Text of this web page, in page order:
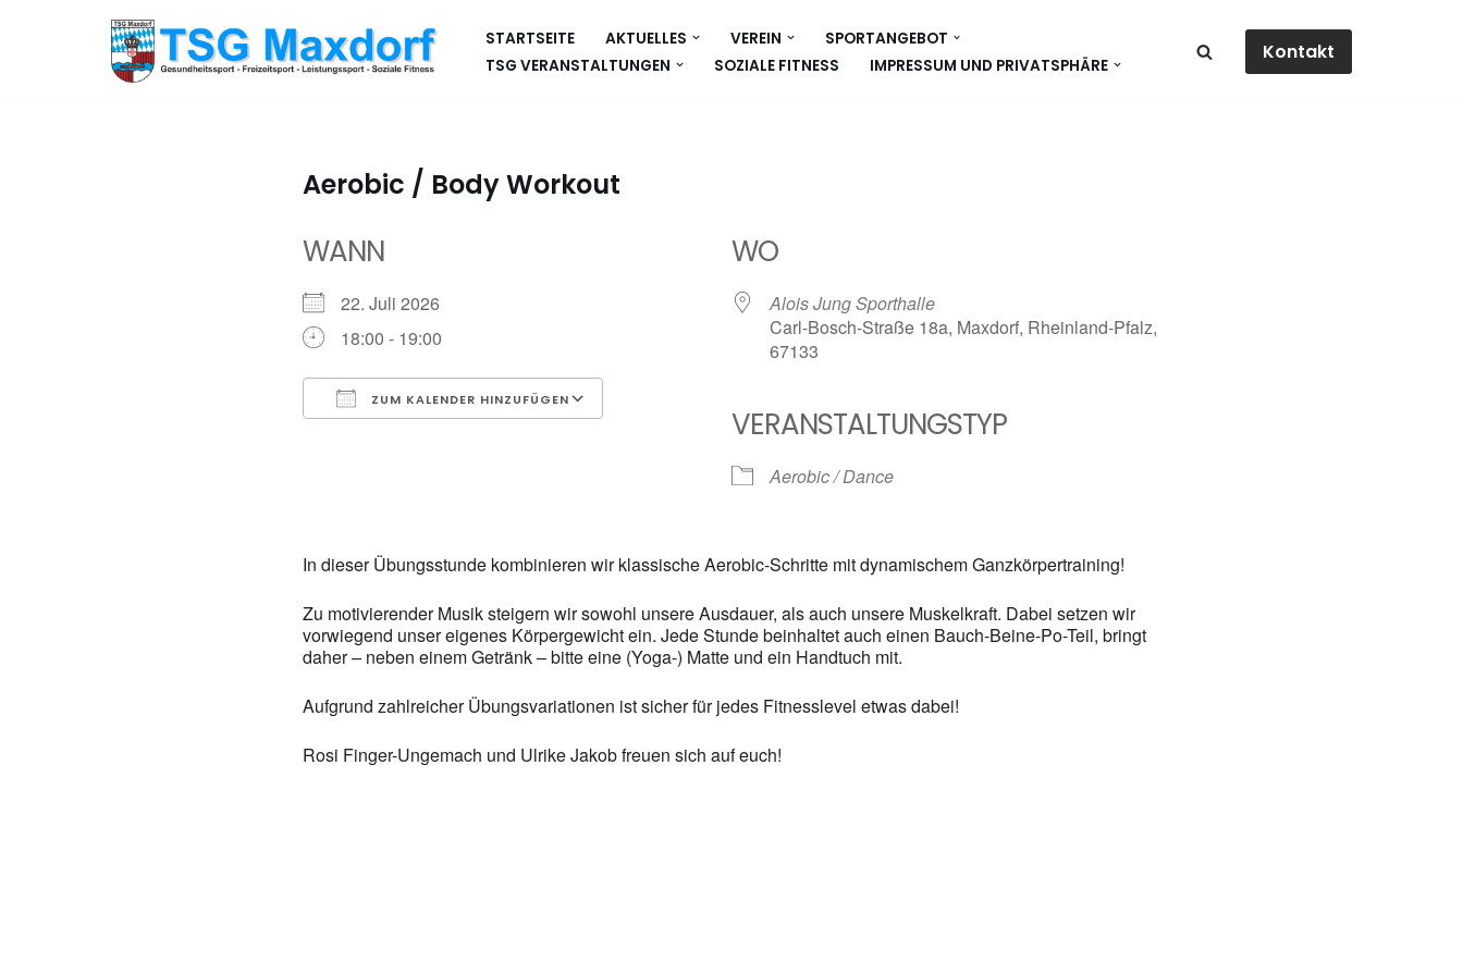
STARTSEITE AKTUELLES VEREIN
SPORTANGEBOT
TSG VERANSTALTUNGEN
SOZIALE FITNESS IMPRESSUM UND PRIVATSPHÄRE
Kontakt
Aerobic / Body Workout
WANN
22. Juli 2026
18:00 - 19:00
ZUM KALENDER HINZUFÜGEN
Google Kalender iCalendar
WO
Alois Jung Sporthalle
Carl-Bosch-Straße 18a, Maxdorf, Rheinland-Pfalz,
67133
VERANSTALTUNGSTYP
Aerobic / Dance
In dieser Übungsstunde kombinieren wir klassische Aerobic-Schritte mit dynamischem Ganzkörpertraining!
Zu motivierender Musik steigern wir sowohl unsere Ausdauer, als auch unsere Muskelkraft. Dabei setzen wir
vorwiegend unser eigenes Körpergewicht ein. Jede Stunde beinhaltet auch einen Bauch-Beine-Po-Teil, bringt
daher – neben einem Getränk – bitte eine (Yoga-) Matte und ein Handtuch mit.
Aufgrund zahlreicher Übungsvariationen ist sicher für jedes Fitnesslevel etwas dabei!
Rosi Finger-Ungemach und Ulrike Jakob freuen sich auf euch!